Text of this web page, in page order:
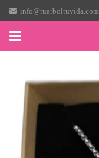
info@tuarboltuvida.com